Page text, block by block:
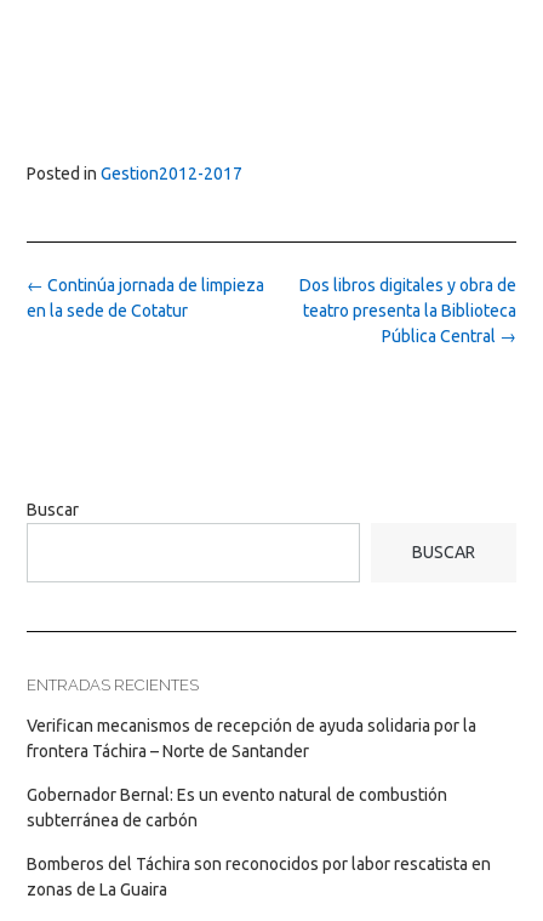
Posted in Gestion2012-2017
Post
navigation
Dos libros digitales y obra de
teatro presenta la Biblioteca
Pública Central →
← Continúa jornada de limpieza
en la sede de Cotatur
Buscar
BUSCAR
ENTRADAS RECIENTES
Verifican mecanismos de recepción de ayuda solidaria por la
frontera Táchira – Norte de Santander
Gobernador Bernal: Es un evento natural de combustión
subterránea de carbón
Bomberos del Táchira son reconocidos por labor rescatista en
zonas de La Guaira